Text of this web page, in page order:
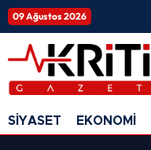
09 Ağustos 2026
SİYASET EKONOMİ